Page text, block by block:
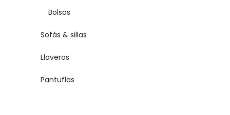
Bolsos
Sofás & sillas
Llaveros
Pantuflas